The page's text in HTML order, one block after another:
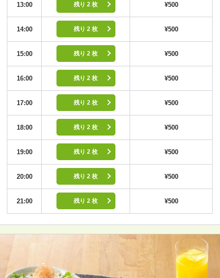
13:00 残り 2 枚 ¥500
14:00 残り 2 枚 ¥500
15:00 残り 2 枚 ¥500
16:00 残り 2 枚 ¥500
17:00 残り 2 枚 ¥500
18:00 残り 2 枚 ¥500
19:00 残り 2 枚 ¥500
20:00 残り 2 枚 ¥500
21:00 残り 2 枚 ¥500